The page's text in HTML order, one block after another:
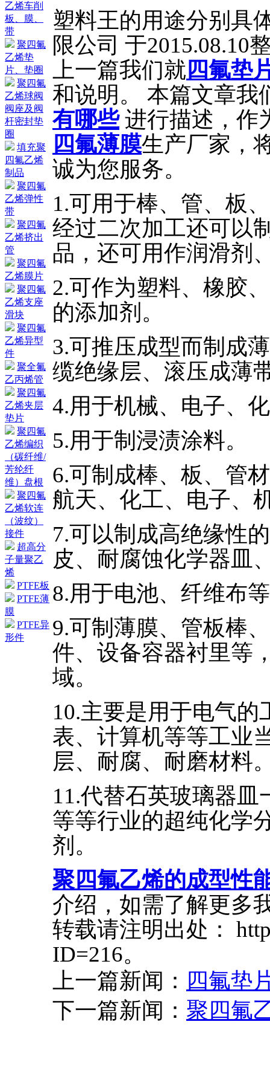
乙烯车削
板、膜、
带
聚四氟
乙烯垫
片、垫圈
聚四氟
乙烯球阀
阀座及阀
杆密封垫
圈
填充聚
四氟乙烯
制品
聚四氟
乙烯弹性
带
聚四氟
乙烯挤出
管
聚四氟
乙烯膜片
聚四氟
乙烯支座
滑块
聚四氟
乙烯异型
件
聚全氟
乙丙烯管
聚四氟
乙烯夹层
垫片
聚四氟
乙烯编织
（碳纤维/
芳纶纤
维）盘根
聚四氟
乙烯软连
（波纹）
接件
超高分
子量聚乙
烯
PTFE板
PTFE薄
膜
PTFE异
形件
塑料王的用途分别具
限公司 于2015.08.10
上一篇我们就 四氟垫
和说明。 本篇文章我
有哪些进行描述，作
四氟薄膜生产厂家，
诚为您服务。
1.可用于棒、管、板
经过二次加工还可以
品，还可用作润滑剂
2.可作为塑料、橡胶
的添加剂。
3.可推压成型而制成
缆绝缘层、滚压成薄
4.用于机械、电子、
5.用于制浸渍涂料。
6.可制成棒、板、管
航天、化工、电子、
7.可以制成高绝缘性
皮、耐腐蚀化学器皿
8.用于电池、纤维布
9.可制薄膜、管板棒
件、设备容器衬里等
域。
10.主要是用于电气
表、计算机等等工业
层、耐腐、耐磨材料
11.代替石英玻璃器
等等行业的超纯化学
剂。
聚四氟乙烯的成型性
介绍，如需了解更多
转载请注明出处：
ID=216。
上一篇新闻： 四氟垫
下一篇新闻： 聚四氟